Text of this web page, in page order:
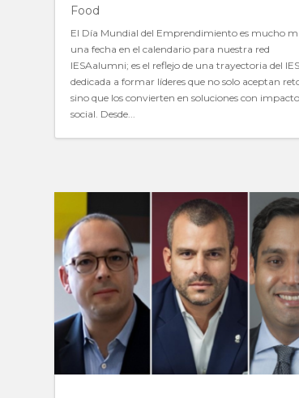
Food
El Día Mundial del Emprendimiento es mucho
una fecha en el calendario para nuestra red
IESAalumni; es el reflejo de una trayectoria del
dedicada a formar líderes que no solo aceptan
sino que los convierten en soluciones con impacto
social. Desde...